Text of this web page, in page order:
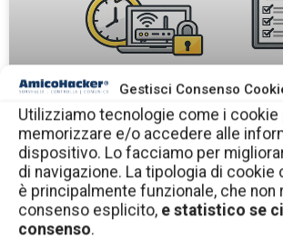
Gestisci Consenso
Utilizziamo tecnologie come i cookie
memorizzare e/o accedere alle
dispositivo. Lo facciamo per
di navigazione. La tipologia di cookie
è principalmente funzionale, che non
consenso esplicito, e statistico se
consenso.
Accessi dei fornitori esterni alla
aziendale: come gestirli in
LEGGI TUTTO »